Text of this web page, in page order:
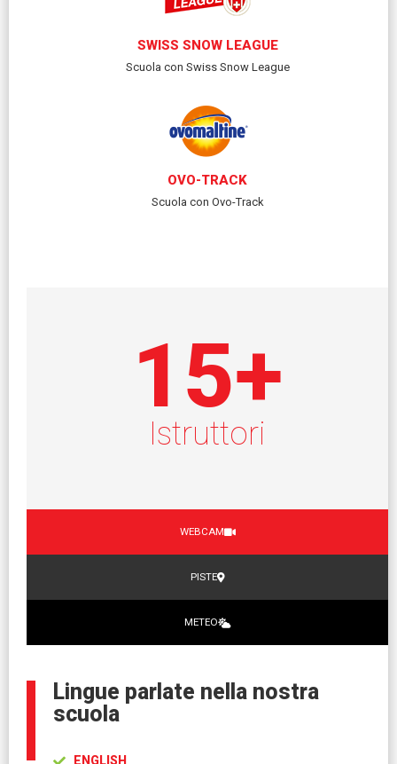
SWISS SNOW LEAGUE
Scuola con Swiss Snow League
OVO-TRACK
Scuola con Ovo-Track
Istruttori
15+
WEBCAM
PISTE
METEO
Lingue parlate nella nostra
scuola
ENGLISH